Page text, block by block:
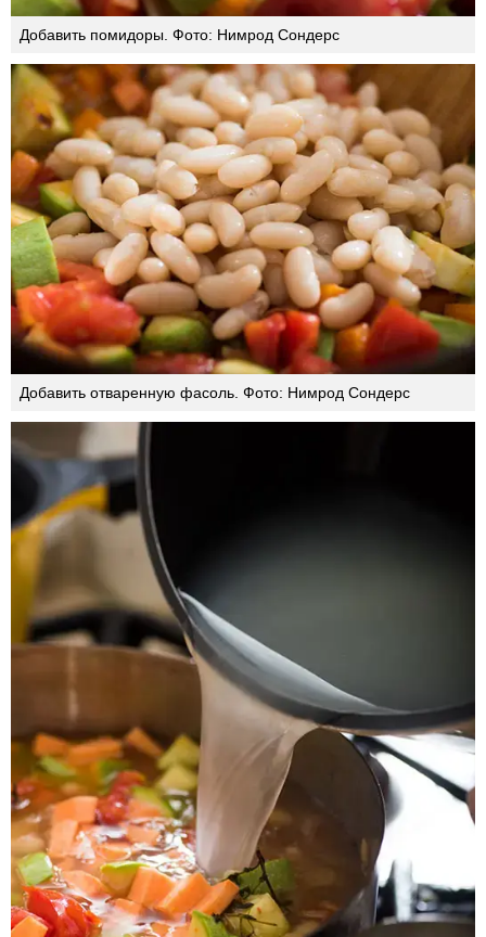
Добавить помидоры. Фото: Нимрод Сондерс
Добавить отваренную фасоль. Фото: Нимрод Сондерс